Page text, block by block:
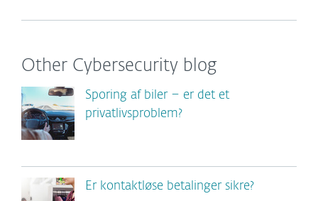
Other Cybersecurity blog
Sporing af biler – er det et
privatlivsproblem?
Er kontaktløse betalinger sikre?